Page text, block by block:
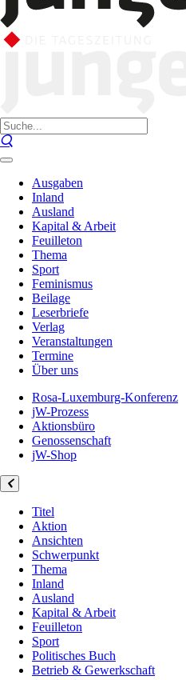
Ausgaben
Inland
Ausland
Kapital & Arbeit
Feuilleton
Thema
Sport
Feminismus
Beilage
Leserbriefe
Verlag
Veranstaltungen
Termine
Über uns
Rosa-Luxemburg-Konferenz
jW-Prozess
Aktionsbüro
Genossenschaft
jW-Shop
Titel
Aktion
Ansichten
Schwerpunkt
Thema
Inland
Ausland
Kapital & Arbeit
Feuilleton
Sport
Politisches Buch
Betrieb & Gewerkschaft